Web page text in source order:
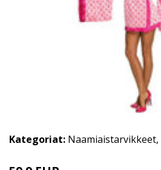
Kategoriat: Naamiaistarvikkeet,